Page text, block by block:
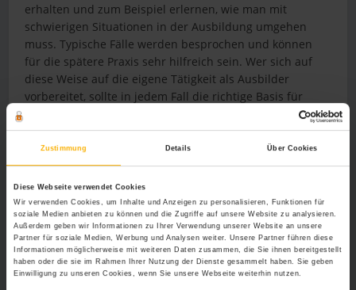
Zustimmung Details Über Cookies
Diese Webseite verwendet Cookies
Wir verwenden Cookies, um Inhalte und Anzeigen zu personalisieren, Funktionen für
soziale Medien anbieten zu können und die Zugriffe auf unsere Website zu analysieren.
Außerdem geben wir Informationen zu Ihrer Verwendung unserer Website an unsere
Partner für soziale Medien, Werbung und Analysen weiter. Unsere Partner führen diese
Informationen möglicherweise mit weiteren Daten zusammen, die Sie ihnen bereitgestellt
haben oder die sie im Rahmen Ihrer Nutzung der Dienste gesammelt haben. Sie geben
Einwilligung zu unseren Cookies, wenn Sie unsere Webseite weiterhin nutzen.
erhalten und zum Beispiel erlernen, wie man mit
schwierigen Situationen in der Ausbildung umgehen
muss. Typische Fälle werden besprochen und können
für die spätere Praxis sehr hilfreich sein. Wer sich auf
diese Weise auf die eigene Tätigkeit als Ausbilder
vorbereitet, sollte in jedem Fall die richtige Basis für
diese anspruchsvolle Tätigkeit haben. Schon von einem
Kurs können Azubis in ganzen Jahrgängen profitieren.
allgemeine Informationsplattform dar. Konkrete Anfragen von
Lesern können nicht beantwortet werden, da es sich dabei um
Rechtsberatung handeln würde. Falls Sie eine individuelle
Rechtsfrage haben sollten, wenden Sie sich bitte an einen
Rechtsanwalt oder an die Rechtsabteilung Ihrer Firma. Vielen
Dank für Ihr Verständnis.